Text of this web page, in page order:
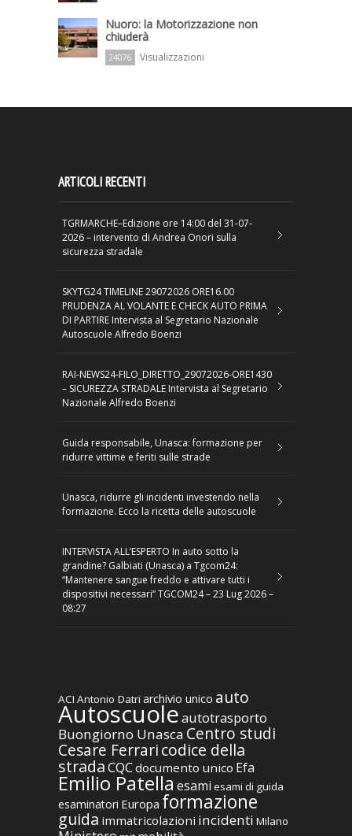
Nuoro: la Motorizzazione non
chiuderà
24076 Visualizzazioni
ARTICOLI RECENTI
TGRMARCHE–Edizione ore 14:00 del 31-07-
2026 – intervento di Andrea Onori sulla
sicurezza stradale
SKYTG24 TIMELINE 29072026 ORE16.00
PRUDENZA AL VOLANTE E CHECK AUTO PRIMA
DI PARTIRE Intervista al Segretario Nazionale
Autoscuole Alfredo Boenzi
RAI-NEWS24-FILO_DIRETTO_29072026-ORE1430
– SICUREZZA STRADALE Intervista al Segretario
Nazionale Alfredo Boenzi
Guida responsabile, Unasca: formazione per
ridurre vittime e feriti sulle strade
Unasca, ridurre gli incidenti investendo nella
formazione. Ecco la ricetta delle autoscuole
INTERVISTA ALL’ESPERTO In auto sotto la
grandine? Galbiati (Unasca) a Tgcom24:
“Mantenere sangue freddo e attivare tutti i
dispositivi necessari” TGCOM24 – 23 Lug 2026 –
08:27
ACI Antonio Datri archivio unico auto
Autoscuoleautotrasporto
Buongiorno Unasca Centro studi
Cesare Ferraricodice della
stradaCQCdocumento unico Efa
Emilio Patella esami esami di guida
esaminatori Europa formazione
guida immatricolazioni incidenti Milano